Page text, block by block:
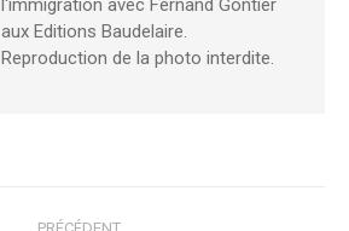
l'immigration avec Fernand Gontier
aux Editions Baudelaire.
Reproduction de la photo interdite.